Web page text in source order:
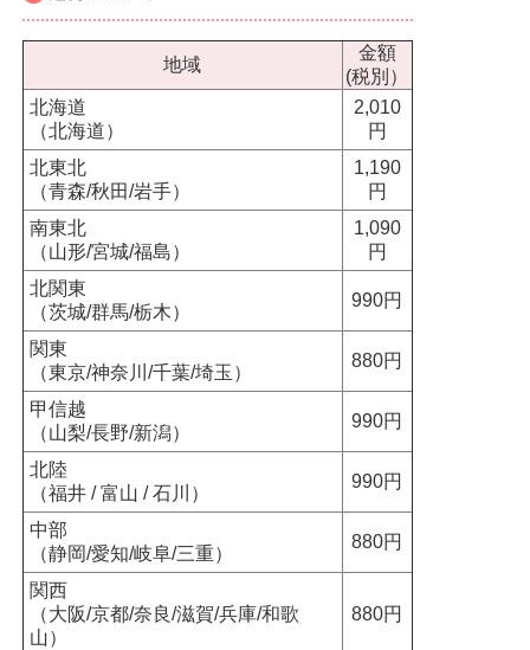
地域
金額
(税別）
北海道
（北海道）
2,010
円
北東北
（青森/秋田/岩手）
1,190
円
南東北
（山形/宮城/福島）
1,090
円
北関東
（茨城/群馬/栃木）
990円
関東
（東京/神奈川/千葉/埼玉）
880円
甲信越
（山梨/長野/新潟）
990円
北陸
（福井 / 富山 / 石川）
990円
中部
（静岡/愛知/岐阜/三重）
880円
関西
（大阪/京都/奈良/滋賀/兵庫/和歌
山）
880円